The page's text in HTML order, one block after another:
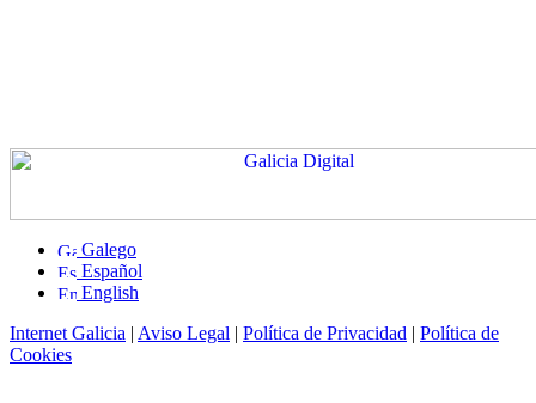
Galego
Español
English
Internet Galicia | Aviso Legal | Política de Privacidad | Política de
Cookies